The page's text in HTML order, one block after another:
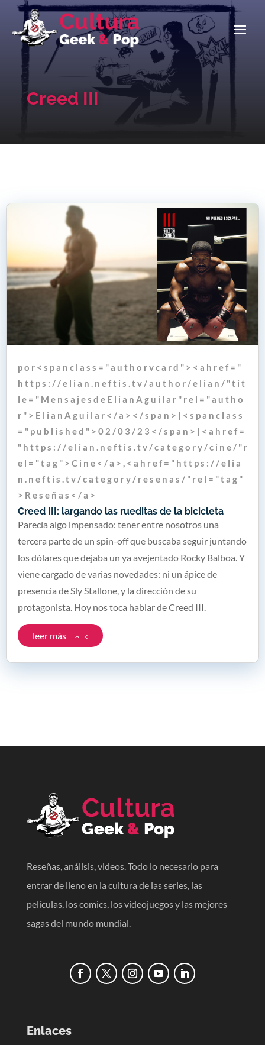
Creed III
Creed III: largando las rueditas de la bicicleta
p o r < s p a n c l a s s = " a u t h o r v c a r d " > < a h r e f = "
h t t p s : / / e l i a n . n e f t i s . t v / a u t h o r / e l i a n / " t i t
l e = " M e n s a j e s d e E l i a n A g u i l a r " r e l = " a u t h o
r " > E l i a n A g u i l a r < / a > < / s p a n > | < s p a n c l a s s
= " p u b l i s h e d " > 0 2 / 0 3 / 2 3 < / s p a n > | < a h r e f =
" h t t p s : / / e l i a n . n e f t i s . t v / c a t e g o r y / c i n e / " r
e l = " t a g " > C i n e < / a > , < a h r e f = " h t t p s : / / e l i a
n . n e f t i s . t v / c a t e g o r y / r e s e n a s / " r e l = " t a g "
> R e s e ñ a s < / a >
Parecía algo impensado: tener entre nosotros una
tercera parte de un spin-off que buscaba seguir juntando
los dólares que dejaba un ya avejentado Rocky Balboa. Y
viene cargado de varias novedades: ni un ápice de
presencia de Sly Stallone, y la dirección de su
protagonista. Hoy nos toca hablar de Creed III.
leer más
Reseñas, análisis, videos. Todo lo necesario para
entrar de lleno en la cultura de las series, las
películas, los comics, los videojuegos y las mejores
sagas del mundo mundial.
Enlaces